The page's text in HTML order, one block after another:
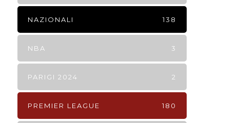
NAZIONALI 138
NBA 3
PARIGI 2024 2
PREMIER LEAGUE 180